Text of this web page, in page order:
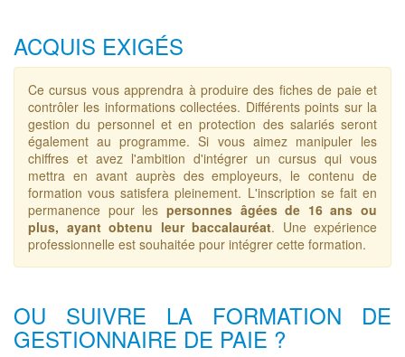
ACQUIS EXIGÉS
Ce cursus vous apprendra à produire des fiches de paie et
contrôler les informations collectées. Différents points sur la
gestion du personnel et en protection des salariés seront
également au programme. Si vous aimez manipuler les
chiffres et avez l'ambition d'intégrer un cursus qui vous
mettra en avant auprès des employeurs, le contenu de
formation vous satisfera pleinement. L'inscription se fait en
permanence pour les personnes âgées de 16 ans ou
plus, ayant obtenu leur baccalauréat. Une expérience
professionnelle est souhaitée pour intégrer cette formation.
OU SUIVRE LA FORMATION DE
GESTIONNAIRE DE PAIE ?